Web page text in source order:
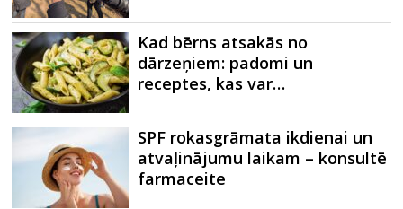
Kad bērns atsakās no
dārzeņiem: padomi un
receptes, kas var…
SPF rokasgrāmata ikdienai un
atvaļinājumu laikam – konsultē
farmaceite